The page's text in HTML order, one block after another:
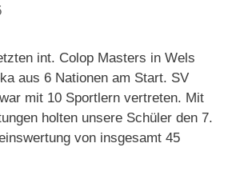
int. Colop Masters in Wels
aus 6 Nationen am Start. SV
mit 10 Sportlern vertreten. Mit
holten unsere Schüler den 7.
von insgesamt 45